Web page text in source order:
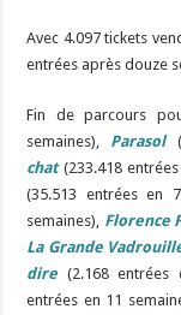
Avec 4.097 tickets
entrées après douze
Fin de parcours
semaines), Parasol
chat(233.418 entrées
(35.513 entrées en
semaines), Florence
La Grande
dire (2.168 entrées
entrées en 11